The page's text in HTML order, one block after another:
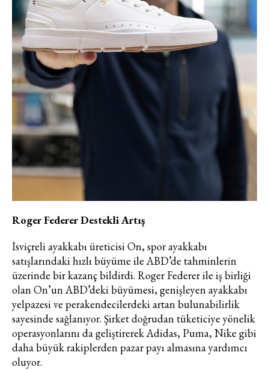
Roger Federer Destekli Artış
İsviçreli ayakkabı üreticisi On, spor ayakkabı
satışlarındaki hızlı büyüme ile ABD’de tahminlerin
üzerinde bir kazanç bildirdi. Roger Federer ile iş birliği
olan On’un ABD’deki büyümesi, genişleyen ayakkabı
yelpazesi ve perakendecilerdeki artan bulunabilirlik
sayesinde sağlanıyor. Şirket doğrudan tüketiciye yönelik
operasyonlarını da geliştirerek Adidas, Puma, Nike gibi
daha büyük rakiplerden pazar payı almasına yardımcı
oluyor.